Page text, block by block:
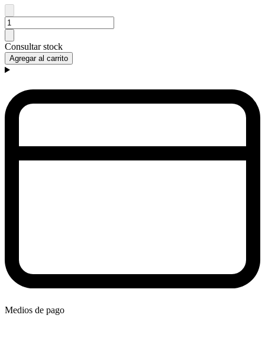
Consultar stock
Agregar al carrito
Medios de pago